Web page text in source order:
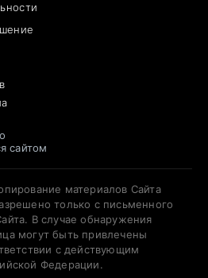
сайтом
материалов Сайта
только с письменного
В случае обнаружения
могут быть привлечены
с действующим
Федерации.